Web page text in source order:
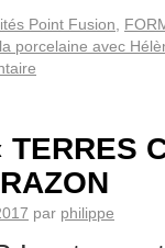
Point Fusion
porcelaine avec
TERRES
par philippe